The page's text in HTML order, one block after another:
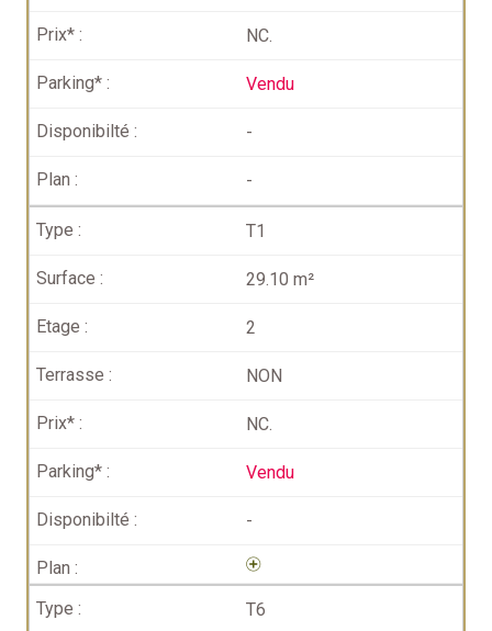
NC.
Vendu
-
-
T1
29.10 m²
2
NON
NC.
Vendu
-
T6